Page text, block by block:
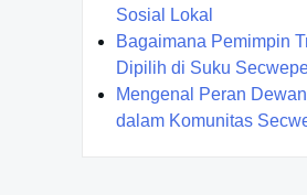
Sosial Lokal
Bagaimana Pemimpin
Dipilih di Suku
Mengenal Peran
dalam Komunitas